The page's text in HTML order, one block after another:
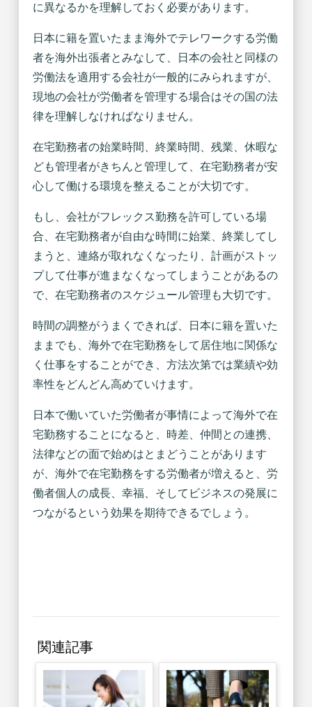
に異なるかを理解しておく必要があります。
日本に籍を置いたまま海外でテレワークする労働
者を海外出張者とみなして、日本の会社と同様の
労働法を適用する会社が一般的にみられますが、
現地の会社が労働者を管理する場合はその国の法
律を理解しなければなりません。
在宅勤務者の始業時間、終業時間、残業、休暇な
ども管理者がきちんと管理して、在宅勤務者が安
心して働ける環境を整えることが大切です。
もし、会社がフレックス勤務を許可している場
合、在宅勤務者が自由な時間に始業、終業してし
まうと、連絡が取れなくなったり、計画がストッ
プして仕事が進まなくなってしまうことがあるの
で、在宅勤務者のスケジュール管理も大切です。
時間の調整がうまくできれば、日本に籍を置いた
ままでも、海外で在宅勤務をして居住地に関係な
く仕事をすることができ、方法次第では業績や効
率性をどんどん高めていけます。
日本で働いていた労働者が事情によって海外で在
宅勤務することになると、時差、仲間との連携、
法律などの面で始めはとまどうことがあります
が、海外で在宅勤務をする労働者が増えると、労
働者個人の成長、幸福、そしてビジネスの発展に
つながるという効果を期待できるでしょう。
関連記事